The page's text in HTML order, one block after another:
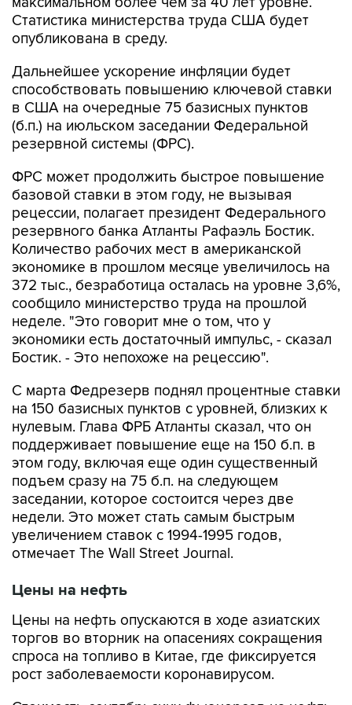
Статистика министерства труда США будет
опубликована в среду.
Дальнейшее ускорение инфляции будет
способствовать повышению ключевой ставки
в США на очередные 75 базисных пунктов
(б.п.) на июльском заседании Федеральной
резервной системы (ФРС).
ФРС может продолжить быстрое повышение
базовой ставки в этом году, не вызывая
рецессии, полагает президент Федерального
резервного банка Атланты Рафаэль Бостик.
Количество рабочих мест в американской
экономике в прошлом месяце увеличилось на
372 тыс., безработица осталась на уровне 3,6%,
сообщило министерство труда на прошлой
неделе. "Это говорит мне о том, что у
экономики есть достаточный импульс, - сказал
Бостик. - Это непохоже на рецессию".
С марта Федрезерв поднял процентные ставки
на 150 базисных пунктов с уровней, близких к
нулевым. Глава ФРБ Атланты сказал, что он
поддерживает повышение еще на 150 б.п. в
этом году, включая еще один существенный
подъем сразу на 75 б.п. на следующем
заседании, которое состоится через две
недели. Это может стать самым быстрым
увеличением ставок с 1994-1995 годов,
отмечает The Wall Street Journal.
Цены на нефть
Цены на нефть опускаются в ходе азиатских
торгов во вторник на опасениях сокращения
спроса на топливо в Китае, где фиксируется
рост заболеваемости коронавирусом.